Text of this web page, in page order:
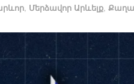
, Մերձավոր Արևելք,